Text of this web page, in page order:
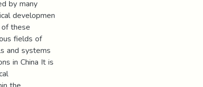
developmen
these
fields of
and systems
in China It is